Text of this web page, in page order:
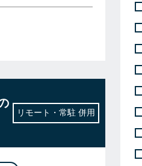
リモート・常駐 併用